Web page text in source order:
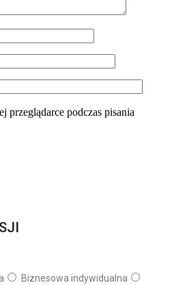
przeglądarce podczas pisania
Biznesowa indywidualna